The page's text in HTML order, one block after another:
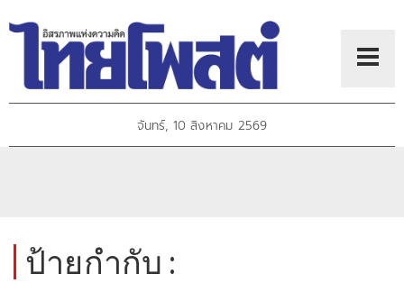
จันทร์, 10 สิงหาคม 2569
ป้ายกำกับ :